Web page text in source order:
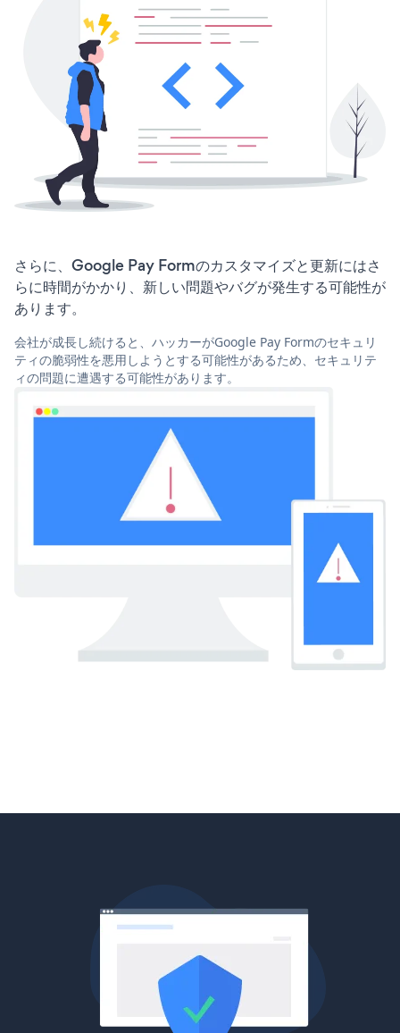
さらに、Google Pay Formのカスタマイズと更新にはさ
らに時間がかかり、新しい問題やバグが発生する可能性が
あります。
会社が成長し続けると、ハッカーがGoogle Pay Formのセキュリ
ティの脆弱性を悪用しようとする可能性があるため、セキュリテ
ィの問題に遭遇する可能性があります。